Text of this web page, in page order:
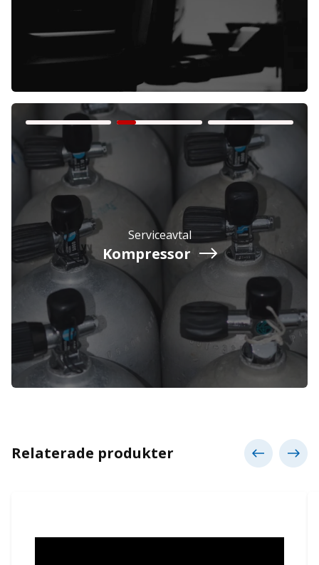
Företag Exkl. moms
Privatperson
Serviceavtal
Kompressor
Relaterade produkter